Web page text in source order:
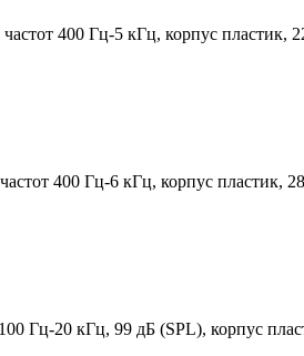
400 Гц-5 кГц, корпус пластик,
400 Гц-6 кГц, корпус пластик,
Гц-20 кГц, 99 дБ (SPL), корпус